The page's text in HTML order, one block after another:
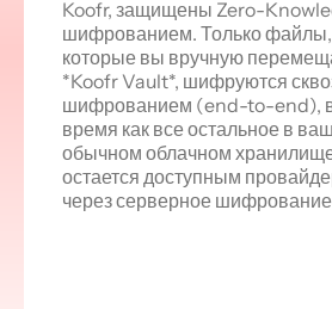
Koofr, защищены Zero-
шифрованием. Только файлы,
которые вы вручную
*Koofr Vault*, шифруются
шифрованием (end-to-end),
время как все остальное в
обычном облачном
остается доступным
через серверное